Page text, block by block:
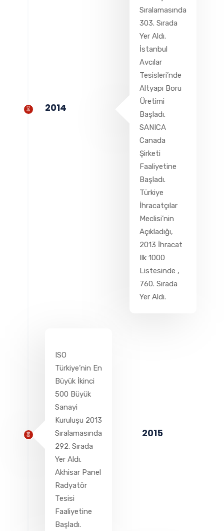
Sıralamasında
303. Sırada
Yer Aldı.
İstanbul
Avcılar
Tesisleri’nde
Altyapı Boru
Üretimi
Başladı.
SANICA
Canada
Şirketi
Faaliyetine
Başladı.
Türkiye
İhracatçılar
Meclisi’nin
Açıkladığı,
2013 İhracat
Ilk 1000
Listesinde ,
760. Sırada
Yer Aldı.
2014
ISO
Türkiye’nin En
Büyük İkinci
500 Büyük
Sanayi
Kuruluşu 2013
Sıralamasında
292. Sırada
Yer Aldı.
Akhisar Panel
Radyatör
Tesisi
Faaliyetine
Başladı.
2015